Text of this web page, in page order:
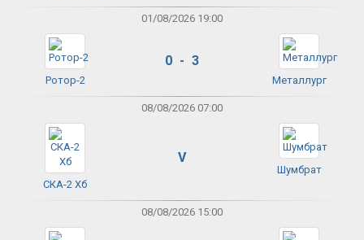
01/08/2026 19:00
Ротор-2
0 - 3
Металлург
08/08/2026 07:00
СКА-2 Хб
V
Шумбрат
08/08/2026 15:00